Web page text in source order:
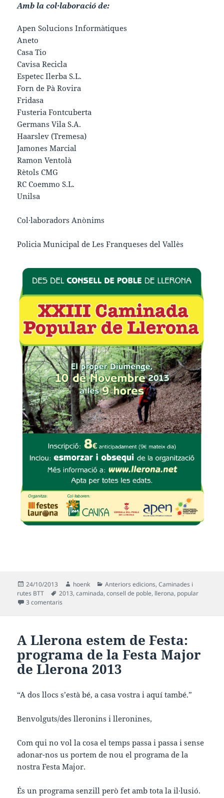
Amb la col·laboració de:
Apen Solucions Informàtiques
Aneto
Casa Tio
Cavisa Recicla
Espetec Ilerba S.L.
Forn de Pà Rovira
Fridasa
Fusteria Fontcuberta
Germans Vila S.A.
Haarslev (Tremesa)
Jamones Marcial
Ramon Ventolà
Rètols CMG
RC Coemmo S.L.
Unilsa
Col·laboradors Anònims
Policia Municipal de Les Franqueses del Vallès
Publicat
el
24/10/2013 Autor
hoenk Categories
Anteriors edicions,Caminades i
rutes BTT
Etiquetes
2013,caminada,consell de poble, llerona, popular
3 comentaris
A Llerona estem de Festa:
programa de laFesta Major
de Llerona 2013
“A dos llocs s’està bé, a casa vostra i aquí també.”
Benvolguts/des lleronins i lleronines,
Com qui no vol la cosa el temps passa i passa i sense
adonar-nos us portem de nou el programa de la
nostra Festa Major.
És un programa senzill però fet amb tota la il·lusió.